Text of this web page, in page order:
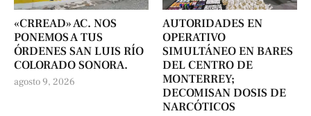
«CRREAD» AC. NOS
PONEMOS A TUS
ÓRDENES SAN LUIS RÍO
COLORADO SONORA.
agosto 9, 2026
AUTORIDADES EN
OPERATIVO
SIMULTÁNEO EN BARES
DEL CENTRO DE
MONTERREY;
DECOMISAN DOSIS DE
NARCÓTICOS